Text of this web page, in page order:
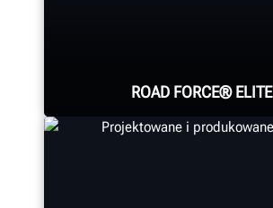
ROAD FORCE® ELITE